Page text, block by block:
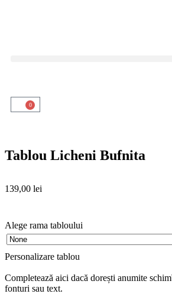
0
Tablou Licheni Bufnita
139,00 lei
Alege rama tabloului
Personalizare tablou
Completează aici dacă dorești anumite
fonturi sau text.